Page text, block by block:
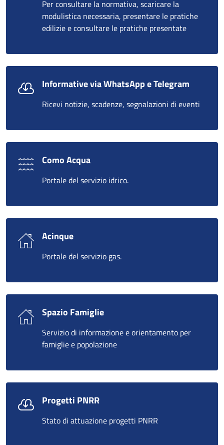
Per consultare la normativa, scaricare la
modulistica necessaria, presentare le pratiche
edilizie e consultare le pratiche presentate
Informative via WhatsApp e Telegram
Ricevi notizie, scadenze, segnalazioni di eventi
Como Acqua
Portale del servizio idrico.
Acinque
Portale del servizio gas.
Spazio Famiglie
Servizio di informazione e orientamento per
famiglie e popolazione
Progetti PNRR
Stato di attuazione progetti PNRR